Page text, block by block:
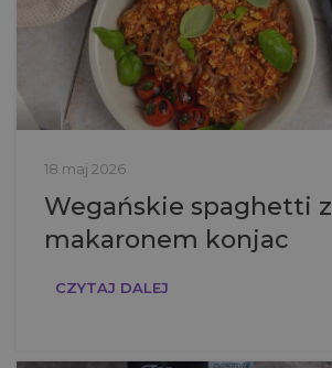
18 maj 2026
Wegańskie spaghetti z
makaronem konjac
CZYTAJ DALEJ